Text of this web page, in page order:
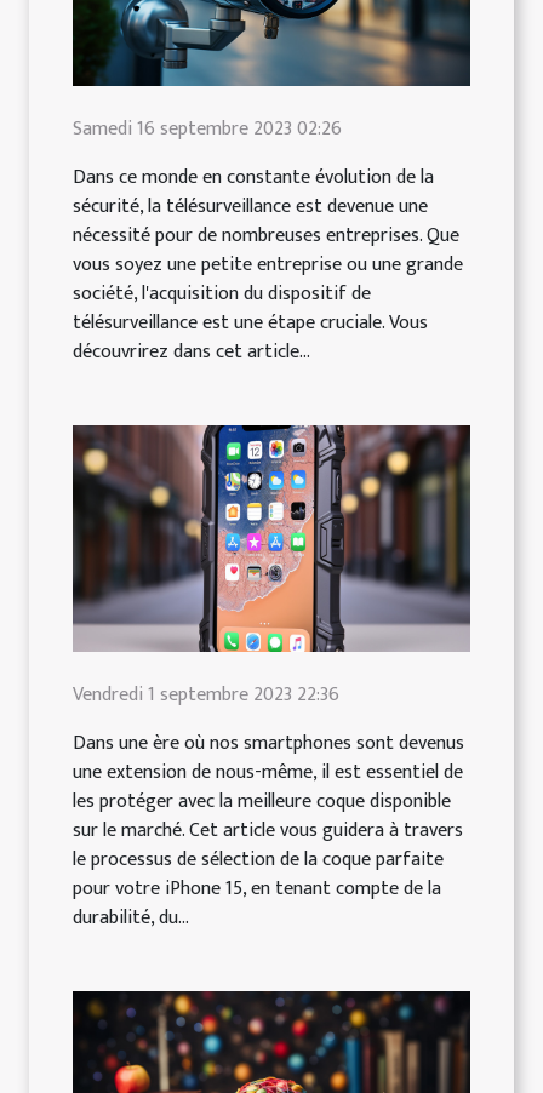
Samedi 16 septembre 2023 02:26
Dans ce monde en constante évolution de la
sécurité, la télésurveillance est devenue une
nécessité pour de nombreuses entreprises. Que
vous soyez une petite entreprise ou une grande
société, l'acquisition du dispositif de
télésurveillance est une étape cruciale. Vous
découvrirez dans cet article...
Vendredi 1 septembre 2023 22:36
Dans une ère où nos smartphones sont devenus
une extension de nous-même, il est essentiel de
les protéger avec la meilleure coque disponible
sur le marché. Cet article vous guidera à travers
le processus de sélection de la coque parfaite
pour votre iPhone 15, en tenant compte de la
durabilité, du...